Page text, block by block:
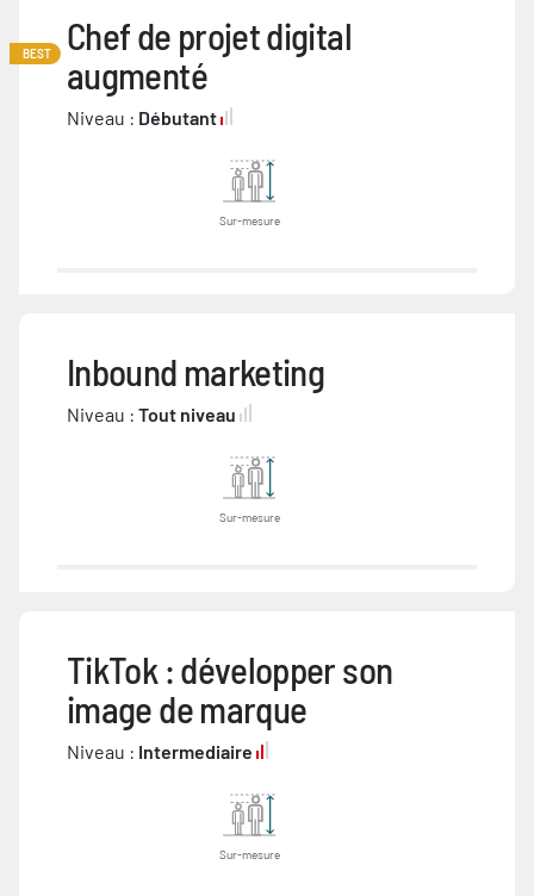
BEST
Chef de projet digital
augmenté
Niveau : Débutant
Sur-mesure
Inbound marketing
Niveau : Tout niveau
Sur-mesure
TikTok : développer son
image de marque
Niveau : Intermediaire
Sur-mesure